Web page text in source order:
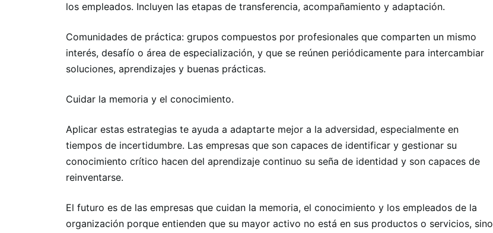
los empleados. Incluyen las etapas de transferencia, acompañamiento y adaptación.
Comunidades de práctica: grupos compuestos por profesionales que comparten un mismo
interés, desafío o área de especialización, y que se reúnen periódicamente para intercambiar
soluciones, aprendizajes y buenas prácticas.
Cuidar la memoria y el conocimiento.
Aplicar estas estrategias te ayuda a adaptarte mejor a la adversidad, especialmente en
tiempos de incertidumbre. Las empresas que son capaces de identificar y gestionar su
conocimiento crítico hacen del aprendizaje continuo su seña de identidad y son capaces de
reinventarse.
El futuro es de las empresas que cuidan la memoria, el conocimiento y los empleados de la
organización porque entienden que su mayor activo no está en sus productos o servicios, sino